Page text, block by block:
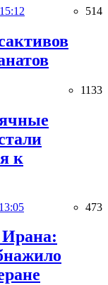
514
1133
к
473
Ирана: